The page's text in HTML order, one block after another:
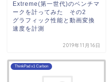
Extreme(第一世代)のベンチマ
ークを計ってみた その2
グラフィック性能と動画変換
速度を計測
2019年11月16日
ThinkPad x1 Carbon